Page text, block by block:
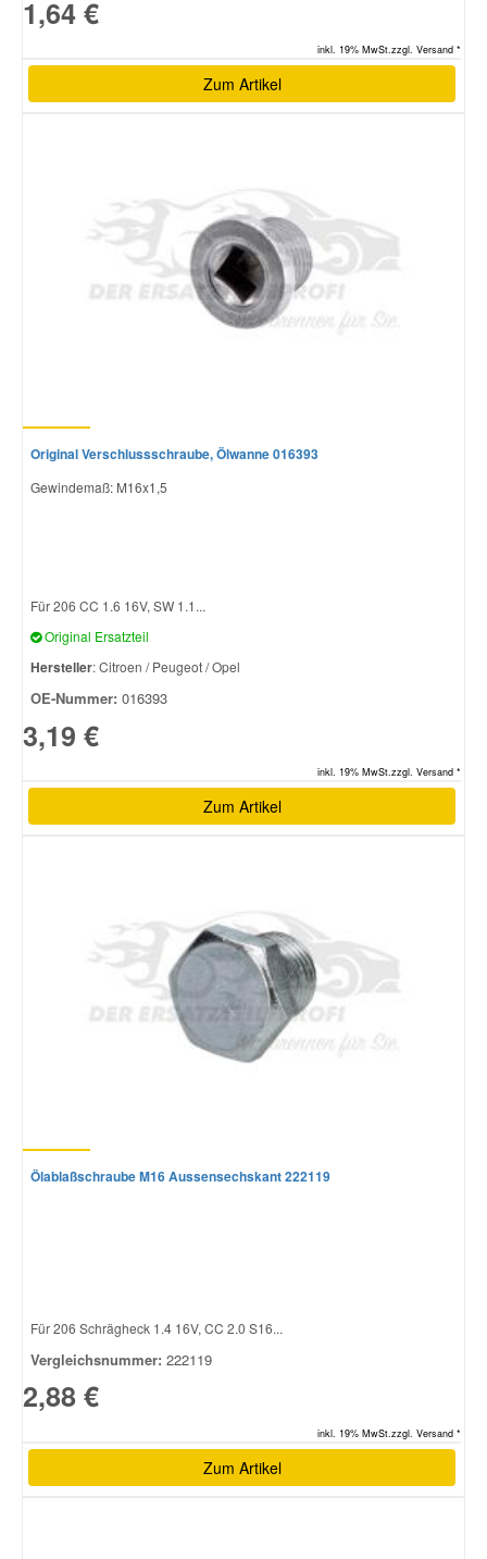
1,64 €
inkl. 19% MwSt.zzgl. Versand *
Zum Artikel
Original Verschlussschraube, Ölwanne 016393
Gewindemaß: M16x1,5
Für 206 CC 1.6 16V, SW 1.1...
Original Ersatzteil
Hersteller: Citroen / Peugeot / Opel
OE-Nummer: 016393
3,19 €
inkl. 19% MwSt.zzgl. Versand *
Zum Artikel
Ölablaßschraube M16 Aussensechskant 222119
Für 206 Schrägheck 1.4 16V, CC 2.0 S16...
Vergleichsnummer: 222119
2,88 €
inkl. 19% MwSt.zzgl. Versand *
Zum Artikel